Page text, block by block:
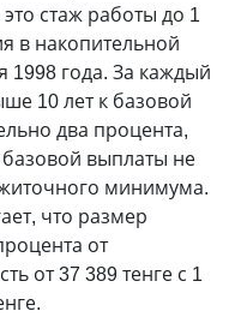
стаж работы до 1
в накопительной
1998 года. За каждый
10 лет к базовой
два процента,
выплаты не
минимума.
что размер
от
от 37 389 тенге с 1